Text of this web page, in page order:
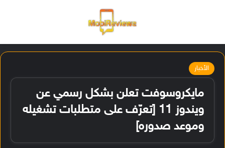
الأخبار
مايكروسوفت تعلن بشكل رسمي عن
ويندوز 11 [تعرّف على متطلبات تشغيله
وموعد صدوره]